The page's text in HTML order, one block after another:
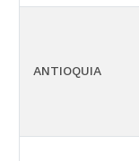
ANTIOQUIA